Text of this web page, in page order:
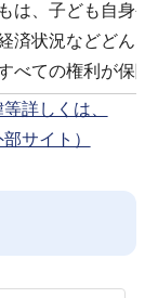
は、子ども自身
済状況などどん
べての権利が保障
詳しくは、
サイト）